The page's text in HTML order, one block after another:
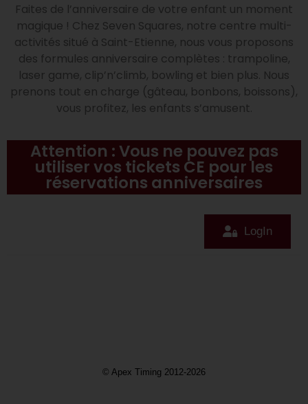
Faites de l’anniversaire de votre enfant un moment
magique ! Chez Seven Squares, notre centre multi-
activités situé à Saint-Etienne, nous vous proposons
des formules anniversaire complètes : trampoline,
laser game, clip’n’climb, bowling et bien plus. Nous
prenons tout en charge (gâteau, bonbons, boissons),
vous profitez, les enfants s’amusent.
Attention : Vous ne pouvez pas
utiliser vos tickets CE pour les
réservations anniversaires